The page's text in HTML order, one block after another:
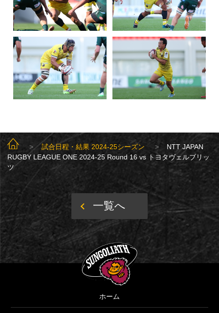
SUNGOLIATH TOP
試合日程・結果 2024-25シーズン
NTT JAPAN
RUGBY LEAGUE ONE 2024-25 Round 16 vs トヨタヴェルブリッ
ツ
一覧へ
SUNGOLIATH
ホーム